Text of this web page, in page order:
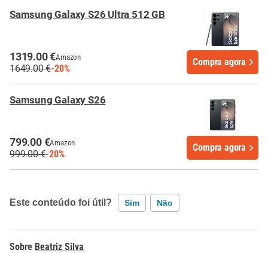
Samsung Galaxy S26 Ultra 512 GB
1319.00 €Amazon
1649.00 €-20%
Compra agora
Samsung Galaxy S26
799.00 €Amazon
999.00 €-20%
Compra agora
Este conteúdo foi útil? Sim Não
Este conteúdo contém informação incorreta
Beatriz Silva